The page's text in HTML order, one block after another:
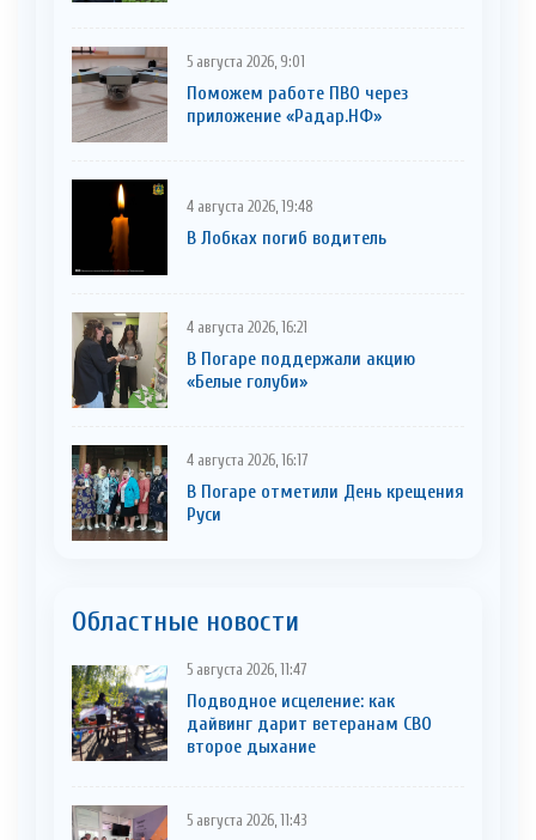
5 августа 2026, 9:01
Поможем работе ПВО через
приложение «Радар.НФ»
4 августа 2026, 19:48
В Лобках погиб водитель
4 августа 2026, 16:21
В Погаре поддержали акцию
«Белые голуби»
4 августа 2026, 16:17
В Погаре отметили День крещения
Руси
Областные новости
5 августа 2026, 11:47
Подводное исцеление: как
дайвинг дарит ветеранам СВО
второе дыхание
5 августа 2026, 11:43